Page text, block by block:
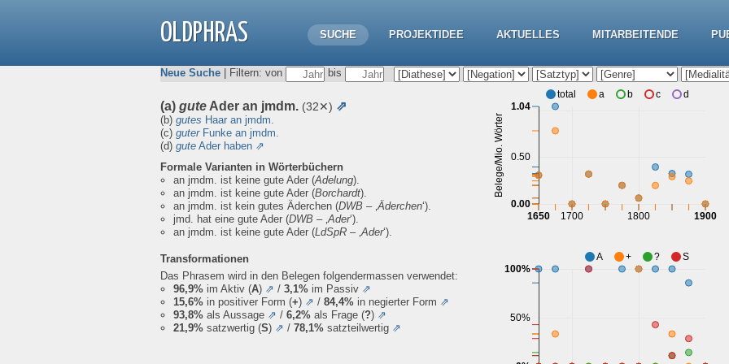
OLDPHRAS SUCHE PROJEKTIDEE AKTUELLES MITARBEITENDE
Neue Suche | Filtern: von bis
(a) gute Ader an jmdm. (32✕) ⇗
(b) gutes Haar an jmdm.
(c) guterFunke an jmdm.
(d) gute Ader haben ⇗
Formale Varianten in Wörterbüchern
an jmdm. ist keine gute Ader (Adelung).
an jmdm. ist keine gute Ader (Borchardt).
an jmdm. ist kein gutes Äderchen (DWB – ‚Äderchen‘).
jmd. hat eine gute Ader (DWB – ‚Ader‘).
an jmdm. ist keine gute Ader (LdSpR – ‚Ader‘).
1700 1800
1650 1900
0.50
Belege/Mio. Wörter
0.00
1.04
total a b c d
Transformationen
Das Phrasem wird in den Belegen folgendermassen verwendet:
96,9% im Aktiv (A) ⇗ / 3,1% im Passiv ⇗
15,6% in positiver Form (+) ⇗ / 84,4% in negierter Form ⇗
93,8% als Aussage ⇗ / 6,2% als Frage (?) ⇗
21,9% satzwertig (S) ⇗ / 78,1% satzteilwertig ⇗
50%
100%
A + ? S